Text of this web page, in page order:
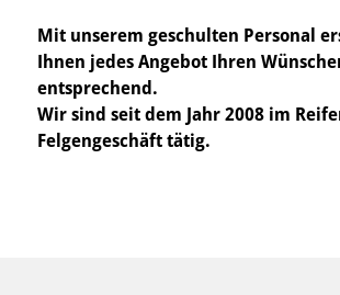
Mit unserem geschulten Personal
Ihnen jedes Angebot Ihren
entsprechend.
Wir sind seit dem Jahr 2008 im
Felgengeschäft tätig.